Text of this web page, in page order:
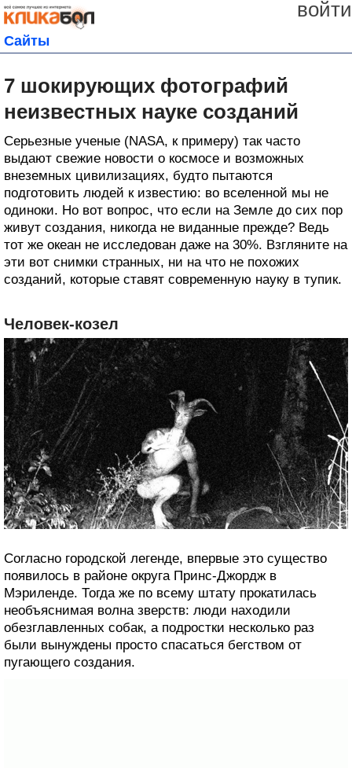
войти
Сайты
7 шокирующих фотографий
неизвестных науке созданий
Серьезные ученые (NASA, к примеру) так часто
выдают свежие новости о космосе и возможных
внеземных цивилизациях, будто пытаются
подготовить людей к известию: во вселенной мы не
одиноки. Но вот вопрос, что если на Земле до сих пор
живут создания, никогда не виданные прежде? Ведь
тот же океан не исследован даже на 30%. Взгляните на
эти вот снимки странных, ни на что не похожих
созданий, которые ставят современную науку в тупик.
Человек-козел
Согласно городской легенде, впервые это существо
появилось в районе округа Принс-Джордж в
Мэриленде. Тогда же по всему штату прокатилась
необъяснимая волна зверств: люди находили
обезглавленных собак, а подростки несколько раз
были вынуждены просто спасаться бегством от
пугающего создания.